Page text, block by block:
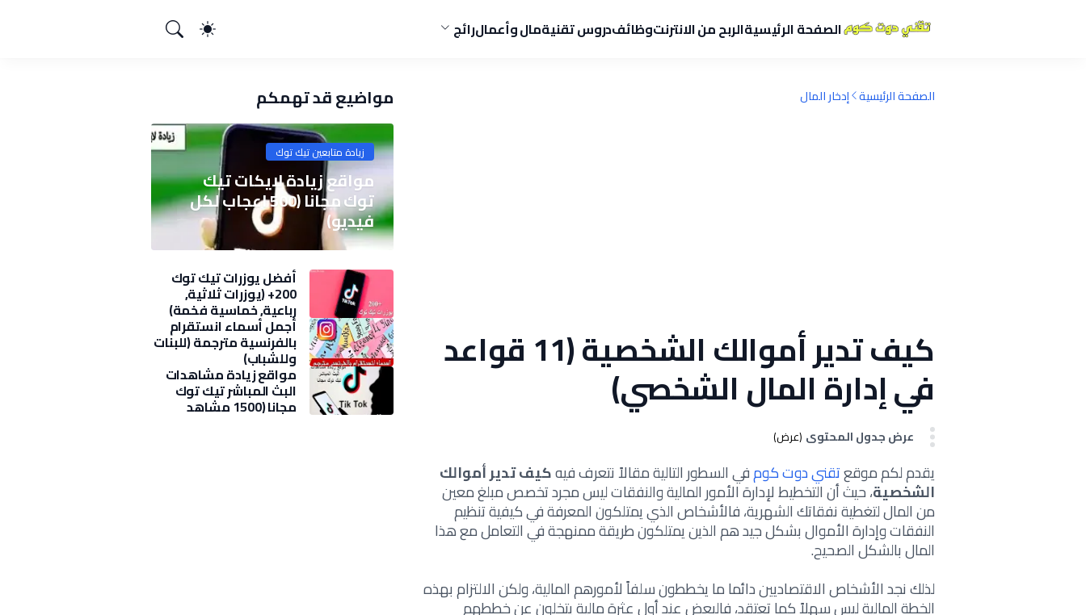
الصفحة الرئيسيةالربح من الانترنتوظائفدروس تقنيةمال وأعمالرائج
الصفحة الرئيسية إدخار المال
كيف تدير أموالك الشخصية (11 قواعد
في إدارة المال الشخصي)
عرض جدول المحتوى (عرض)
يقدم لكم موقعتقني دوت كومفي السطور التالية مقالاً نتعرف فيهكيف تدير أموالك
الشخصية، حيث أن التخطيط لإدارة الأمور المالية والنفقات ليس مجرد تخصص مبلغ معين
من المال لتغطية نفقاتك الشهرية، فالأشخاص الذي يمتلكون المعرفة في كيفية تنظيم
النفقات وإدارة الأموال بشكل جيد هم الذين يمتلكون طريقة ممنهجة في التعامل مع هذا
المال بالشكل الصحيح.
لذلك نجد الأشخاص الاقتصاديين دائما ما يخططون سلفاً لأمورهم المالية، ولكن الالتزام بهذه
الخطة المالية ليس سهلاً كما تعتقد، فالبعض عند أول عثرة مالية يتخلون عن خططهم
مواضيع قد تهمكم
زيادة متابعين تيك توك
مواقع زيادة لايكات تيك
توك مجانا (500 اعجاب لكل
فيديو)
أفضل يوزرات تيك توك
200+ (يوزرات ثلاثية,
رباعية, خماسية فخمة)
2025
أجمل أسماء انستقرام
بالفرنسية مترجمة (للبنات
وللشباب)
مواقع زيادة مشاهدات
البث المباشر تيك توك
مجانا (1500 مشاهد